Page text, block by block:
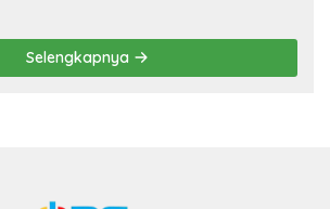
Selengkapnya